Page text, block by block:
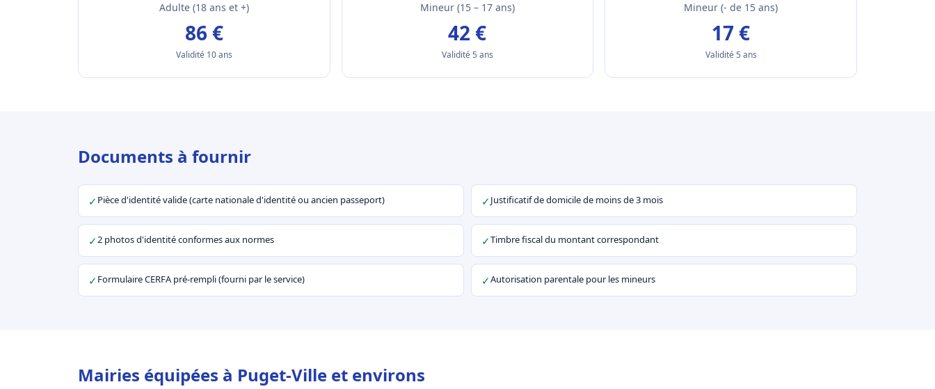
Adulte (18 ans et +)
86 €
Validité 10 ans
Mineur (15 – 17 ans)
42 €
Validité 5 ans
Mineur (- de 15 ans)
17 €
Validité 5 ans
Documents à fournir
✓ Pièce d'identité valide (carte nationale d'identité ou ancien passeport) ✓Justificatif de domicile de moins de 3 mois
✓2 photos d'identité conformes aux normes ✓Timbre fiscal du montant correspondant
✓ Formulaire CERFA pré-rempli (fourni par le service) ✓Autorisation parentale pour les mineurs
Mairies équipées à Puget-Ville et environs